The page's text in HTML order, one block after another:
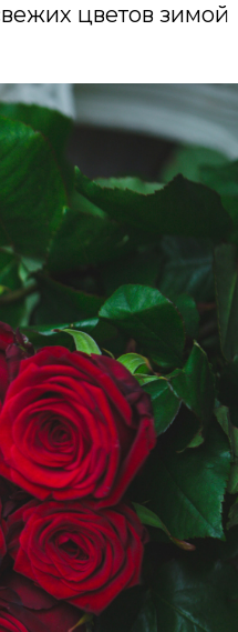
цветов зимой